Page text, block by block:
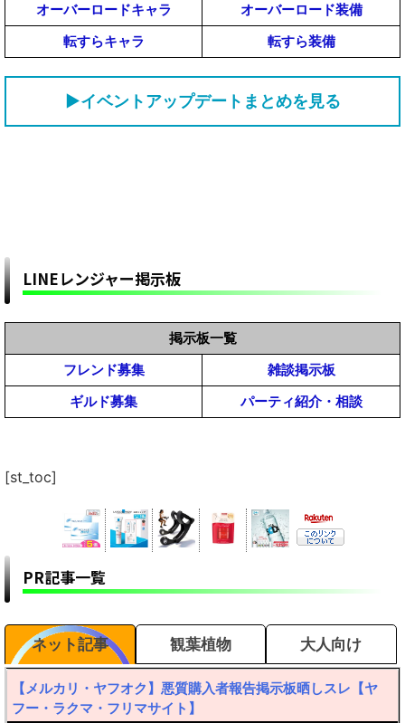
オーバーロードキャラ
オーバーロード装備
転すらキャラ
転すら装備
▶イベントアップデートまとめを見る
LINEレンジャー掲示板
掲示板一覧
フレンド募集
雑談掲示板
ギルド募集
パーティ紹介・相談
[st_toc]
PR記事一覧
ネット記事 観葉植物 大人向け
【メルカリ・ヤフオク】悪質購入者報告掲示板晒しスレ【ヤ
フー・ラクマ・フリマサイト】